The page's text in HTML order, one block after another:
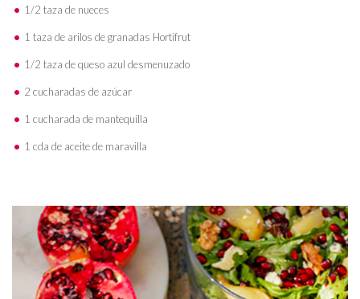
1/2 taza de nueces
1 taza de arilos de granadas Hortifrut
1/2 taza de queso azul desmenuzado
2 cucharadas de azúcar
1 cucharada de mantequilla
1 cda de aceite de maravilla